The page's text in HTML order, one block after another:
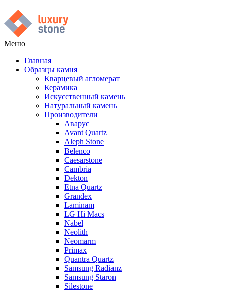
Меню
Главная
Образцы камня
Кварцевый агломерат
Керамика
Искусственный камень
Натуральный камень
Производители
Аварус
Avant Quartz
Aleph Stone
Belenco
Caesarstone
Cambria
Dekton
Etna Quartz
Grandex
Laminam
LG Hi Macs
Nabel
Neolith
Neomarm
Primax
Quantra Quartz
Samsung Radianz
Samsung Staron
Silestone